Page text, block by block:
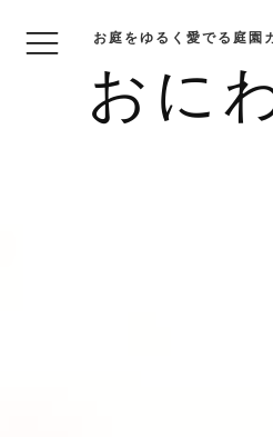
おに
お庭をゆるく愛でる庭園